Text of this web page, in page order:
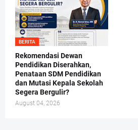
BERITA
Rekomendasi Dewan
Pendidikan Diserahkan,
Penataan SDM Pendidikan
dan Mutasi Kepala Sekolah
Segera Bergulir?
August 04, 2026